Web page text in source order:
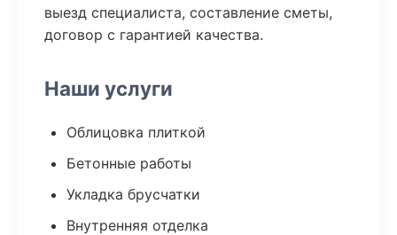
выезд специалиста, составление сметы,
договор с гарантией качества.
Наши услуги
Облицовка плиткой
Бетонные работы
Укладка брусчатки
Внутренняя отделка